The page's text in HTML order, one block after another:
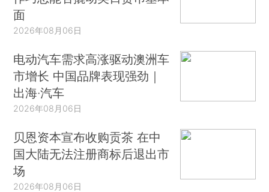
面
2026年08月06日
电动汽车需求高涨驱动澳洲车
市增长 中国品牌表现强劲｜
出海·汽车
2026年08月06日
贝恩资本宣布收购贡茶 在中
国大陆无法注册商标后退出市
场
2026年08月06日